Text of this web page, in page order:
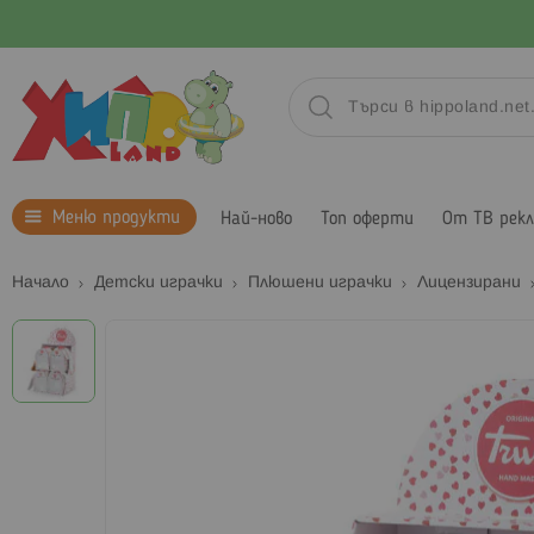
Меню продукти Най-ново Топ оферти От ТВ
Начало Детски играчки Плюшени играчки Лицензирани
Преминете
към
края
на